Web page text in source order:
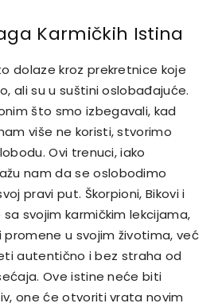
Karmičkih Istina
dolaze kroz prekretnice koje
ali su u suštini oslobađajuće.
što smo izbegavali, kad
više ne koristi, stvorimo
Ovi trenuci, iako
nam da se oslobodimo
pravi put. Škorpioni, Bikovi i
svojim karmičkim lekcijama,
u svojim životima, već
autentično i bez straha od
Ove istine neće biti
one će otvoriti vrata novim